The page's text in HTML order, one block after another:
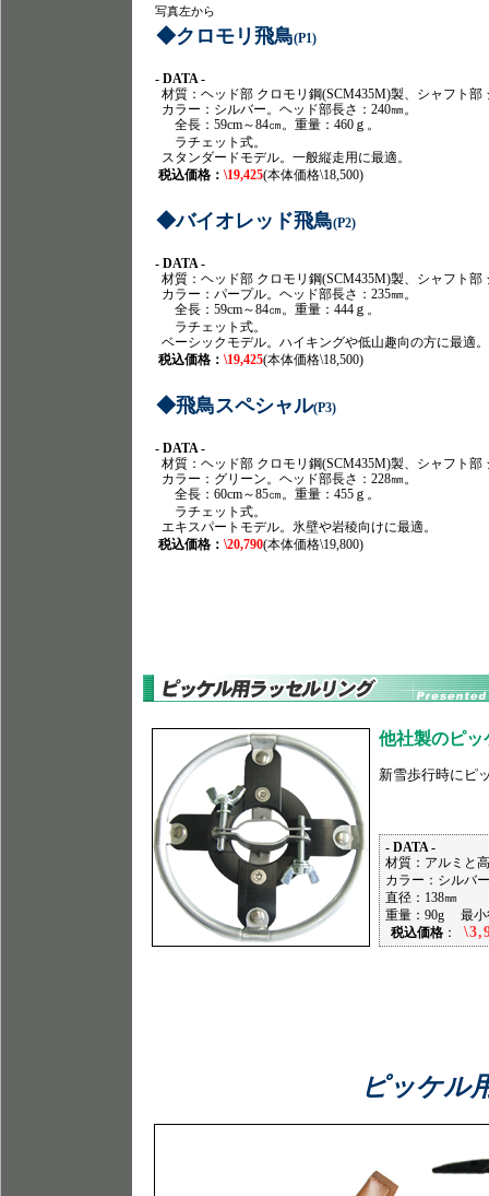
写真左から
◆クロモリ飛鳥(P1)
- DATA -
材質：ヘッド部 クロモリ鋼(SCM435M)製、シャフト部
カラー：シルバー。ヘッド部長さ：240㎜。
全長：59cm～84㎝。重量：460ｇ。
ラチェット式。
スタンダードモデル。一般縦走用に最適。
税込価格： \19,425(本体価格\18,500)
◆バイオレッド飛鳥(P2)
- DATA -
材質：ヘッド部 クロモリ鋼(SCM435M)製、シャフト部
カラー：パープル。ヘッド部長さ：235㎜。
全長：59cm～84㎝。重量：444ｇ。
ラチェット式。
ベーシックモデル。ハイキングや低山趣向の方に最適。
税込価格： \19,425(本体価格\18,500)
◆飛鳥スペシャル(P3)
- DATA -
材質：ヘッド部 クロモリ鋼(SCM435M)製、シャフト部
カラー：グリーン。ヘッド部長さ：228㎜。
全長：60cm～85㎝。重量：455ｇ。
ラチェット式。
エキスパートモデル。氷壁や岩稜向けに最適。
税込価格： \20,790(本体価格\19,800)
他社製のピッ
新雪歩行時にピ
- DATA -
材質：アルミと
カラー：シルバー
直径：138㎜
重量：90g 最小
税込価格：
ピッケル